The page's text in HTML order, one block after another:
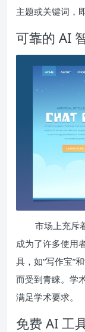
主题或关键词，
可靠的 AI
市场上充斥
成为了许多使用
具，如“写作宝”
而受到青睐。学
满足学术要求。
免费 AI 工